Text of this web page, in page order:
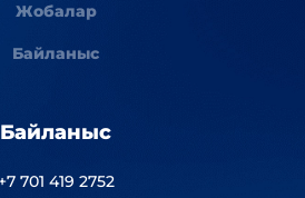
Жобалар
Байланыс
Байланыс
+7 701 419 2752